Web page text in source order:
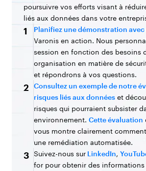
poursuivre vos efforts visant à
liés aux données dans votre
1 Planifiez une démonstration
Varonis en action. Nous
session en fonction des besoins
organisation en matière de
et répondrons à vos questions.
2
Consultez un exemple de notre
risques liés aux données et
risques qui pourraient subsister
environnement. Cette évaluation
vous montre clairement
une remédiation automatisée.
3 Suivez-nous sur LinkedIn,
for pour obtenir des informations